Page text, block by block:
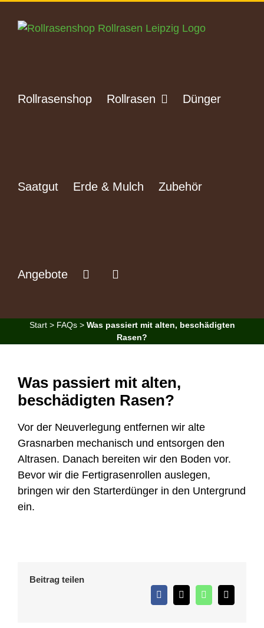
Inhalt
Rollrasenshop Rollrasen Dünger
Saatgut Erde & Mulch Zubehör
Angebote
Start> FAQs> Was passiert mit alten, beschädigten
Rasen?
Was passiert mit alten,
beschädigten Rasen?
Vor der Neuverlegung entfernen wir alte
Grasnarben mechanisch und entsorgen den
Altrasen. Danach bereiten wir den Boden vor.
Bevor wir die Fertigrasenrollen auslegen,
bringen wir den Starterdünger in den Untergrund
ein.
Beitrag teilen
Facebook
X WhatsApp
E-
Mail